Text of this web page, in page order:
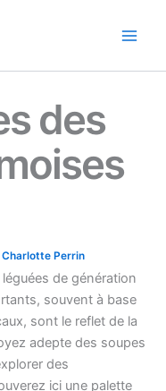
des
Charlotte Perrin
qui méritent d’être
de génération
souvent à base
sont le reflet de la
adepte des soupes
des
ici une palette